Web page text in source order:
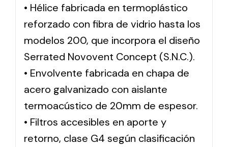
• Hélice fabricada en termoplástico
reforzado con fibra de vidrio hasta los
modelos 200, que incorpora el diseño
Serrated Novovent Concept (S.N.C.).
• Envolvente fabricada en chapa de
acero galvanizado con aislante
termoacústico de 20mm de espesor.
• Filtros accesibles en aporte y
retorno, clase G4 según clasificación